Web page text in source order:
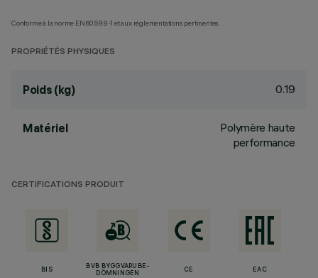
Conforme à la norme EN60598-1 et aux réglementations pertinentes.
PROPRIÉTÉS PHYSIQUES
Poids (kg) 0.19
Matériel
Polymère haute
performance
CERTIFICATIONS PRODUIT
BIS
BVB BYGGVARUBE-
DÖMNINGEN
CE EAC